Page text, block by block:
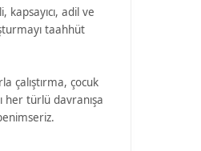
kapsayıcı, adil ve
taahhüt
çalıştırma, çocuk
her türlü davranışa